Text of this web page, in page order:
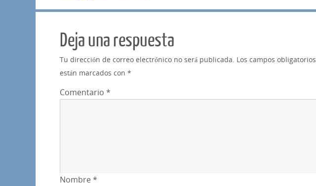
Deja una respuesta
Tu dirección de correo electrónico no será publicada. Los campos obligatorios
están marcados con *
Comentario *
Nombre*